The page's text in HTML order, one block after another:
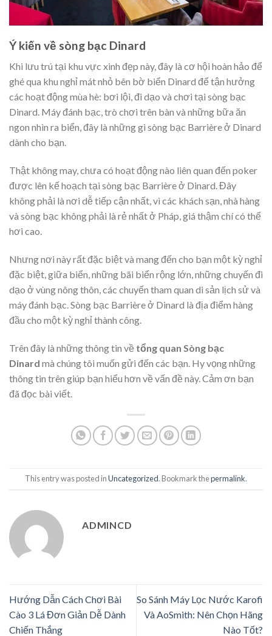
Ý kiến về sòng bạc Dinard
Khi lưu trú tại khu vực xinh đẹp này, đây là cơ hội hoàn hảo để
ghé qua khu nghỉ mát nhỏ bên bờ biển Dinard để tận hưởng
các hoạt động mùa hè: bơi lội, đi dạo và chơi tại sòng bạc
Dinard. Máy đánh bạc, trò chơi trên bàn và những bữa ăn
ngon nhìn ra biển, đây là những gì sòng bạc Barrière ở Dinard
dành cho bạn.
Thật không may, chưa có hoạt động nào liên quan đến poker
được lên kế hoạch tại sòng bạc Barrière ở Dinard. Đây
không phải là nơi dễ tiếp cận nhất, vì các khách sạn, nhà hàng
và sòng bạc không phải là rẻ nhất ở Pháp, giá thậm chí có thể
hơi cao.
Nhưng nơi này rất đặc biệt và mang đến cho bạn một kỳ nghỉ
đặc biệt, giữa biển, những bãi biển rộng lớn, những chuyến đi
dạo ở vùng nông thôn, các chuyến tham quan di sản lịch sử và
máy đánh bạc. Sòng bạc Barrière ở Dinard là địa điểm hàng
đầu cho một kỳ nghỉ thành công.
Trên đây là những thông tin về tổng quan Sòng bạc
Dinard mà chúng tôi muốn gửi đến các bạn. Hy vọng những
thông tin trên giúp bạn hiểu hơn về vấn đề này. Cảm ơn bạn
đã đọc bài viết.
This entry was posted inUncategorized. Bookmark thepermalink.
ADMINCD
Hướng Dẫn Cách Chơi Bài
Cào 3 Lá Đơn Giản Dễ Dành
Chiến Thắng
So Sánh Máy Lọc Nước Karofi
Và AoSmith: Nên Chọn Hãng
Nào Tốt?